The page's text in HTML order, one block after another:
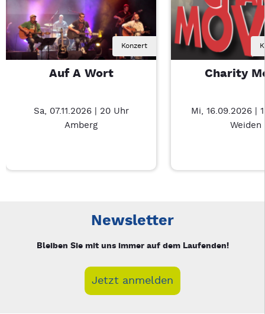
Konzert
Auf A Wort
Sa, 07.11.2026 | 20 Uhr
Amberg
Charity
Mi, 16.09.2026 |
Weiden
Newsletter
Bleiben Sie mit uns immer auf dem Laufenden!
Jetzt anmelden